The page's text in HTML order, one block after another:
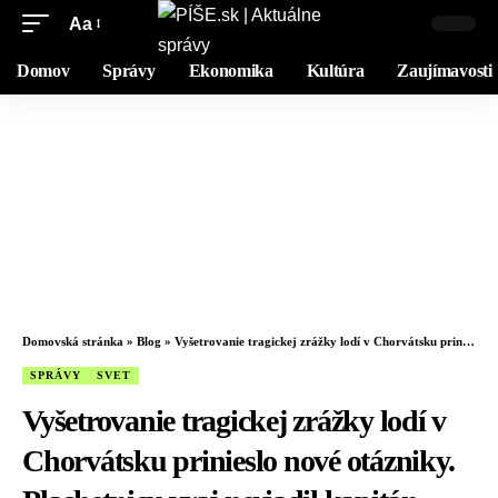
Aa
Domov Správy Ekonomika Kultúra Zaujímavosti
Domovská stránka » Blog » Vyšetrovanie tragickej zrážky lodí v Chorvátsku prinieslo nové otázniky. Plachetnicu vraj neriadil kapitán
SPRÁVY SVET
Vyšetrovanie tragickej zrážky lodí v
Chorvátsku prinieslo nové otázniky.